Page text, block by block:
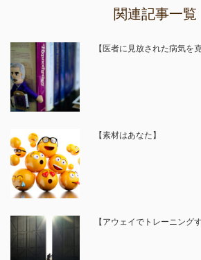
関連記事一覧
【医者に見放された病気を
【素材はあなた】
【アウェイでトレーニング